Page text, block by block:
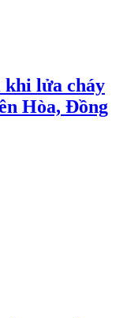
lửa cháy
Hòa, Đồng